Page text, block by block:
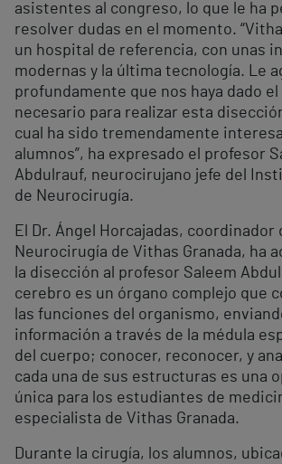
asistentes al congreso, lo que le ha
resolver dudas en el momento.
un hospital de referencia, con unas
modernas y la última tecnología. Le
profundamente que nos haya dado
necesario para realizar esta
cual ha sido tremendamente
alumnos”, ha expresado el profesor
Abdulrauf, neurocirujano jefe del
de Neurocirugía.
El Dr. Ángel Horcajadas, coordinador
Neurocirugía de Vithas Granada, ha
la disección al profesor Saleem
cerebro es un órgano complejo que
las funciones del organismo,
información a través de la médula
del cuerpo; conocer, reconocer, y
cada una de sus estructuras es una
única para los estudiantes de
especialista de Vithas Granada.
Durante la cirugía, los alumnos,